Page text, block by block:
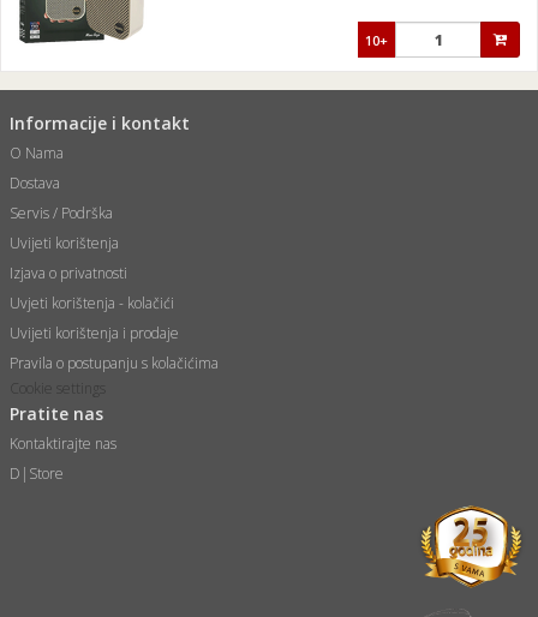
10+
Informacije i kontakt
O Nama
Dostava
Servis / Podrška
Uvijeti korištenja
Izjava o privatnosti
Uvjeti korištenja - kolačići
Uvijeti korištenja i prodaje
Pravila o postupanju s kolačićima
Cookie settings
Pratite nas
Kontaktirajte nas
D|Store